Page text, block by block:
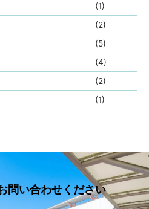
(1)
(2)
(5)
(4)
(2)
(1)
問い合わせください